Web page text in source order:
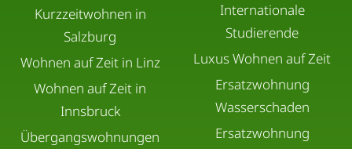
Kurzzeitwohnen in
Salzburg
Wohnen auf Zeit in Linz
Wohnen auf Zeit in
Innsbruck
Übergangswohnungen
Internationale
Studierende
Luxus Wohnen auf Zeit
Ersatzwohnung
Wasserschaden
Ersatzwohnung